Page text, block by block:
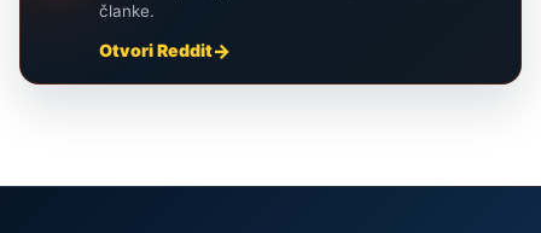
članke.
Otvori Reddit